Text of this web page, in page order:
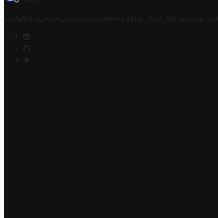
تونس هو دليل أعمال تملكه وتحتفظ به وتديره شركة مخزن التكنولوجيا